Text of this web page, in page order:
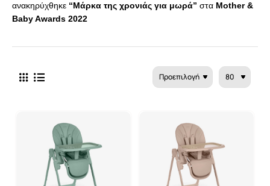
ανακηρύχθηκε “Μάρκα της χρονιάς για μωρά” στα Mother &
Baby Awards 2022